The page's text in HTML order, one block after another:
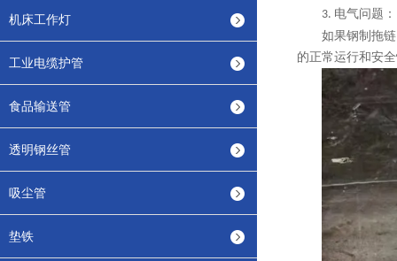
机床工作灯
工业电缆护管
食品输送管
透明钢丝管
吸尘管
垫铁
3. 电气问题：
如果钢制拖
的正常运行和安